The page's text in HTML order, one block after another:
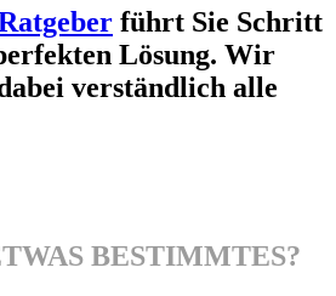
führt Sie Schritt
Lösung. Wir
verständlich alle
BESTIMMTES?